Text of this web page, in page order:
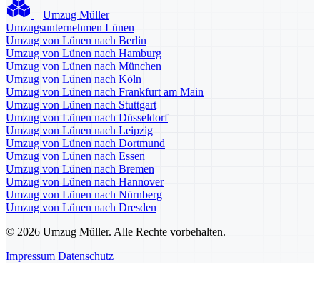
Umzug Müller
Umzugsunternehmen Lünen
Umzug von Lünen nach Berlin
Umzug von Lünen nach Hamburg
Umzug von Lünen nach München
Umzug von Lünen nach Köln
Umzug von Lünen nach Frankfurt am Main
Umzug von Lünen nach Stuttgart
Umzug von Lünen nach Düsseldorf
Umzug von Lünen nach Leipzig
Umzug von Lünen nach Dortmund
Umzug von Lünen nach Essen
Umzug von Lünen nach Bremen
Umzug von Lünen nach Hannover
Umzug von Lünen nach Nürnberg
Umzug von Lünen nach Dresden
© 2026 Umzug Müller. Alle Rechte vorbehalten.
Impressum Datenschutz